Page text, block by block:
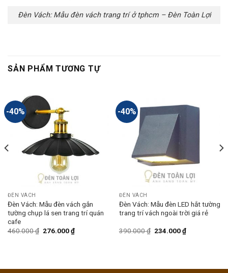
Đèn Vách: Mẫu đèn vách trang trí ở tphcm – Đèn Toàn Lợi
SẢN PHẨM TƯƠNG TỰ
-40%
ĐÈN VÁCH
Đèn Vách: Mẫu đèn vách gắn
tường chụp lá sen trang trí quán
cafe
460.000₫ 276.000₫
-40%
ĐÈN VÁCH
Đèn Vách: Mẫu đèn LED hắt tường
trang trí vách ngoài trời giá rẻ
390.000₫ 234.000₫